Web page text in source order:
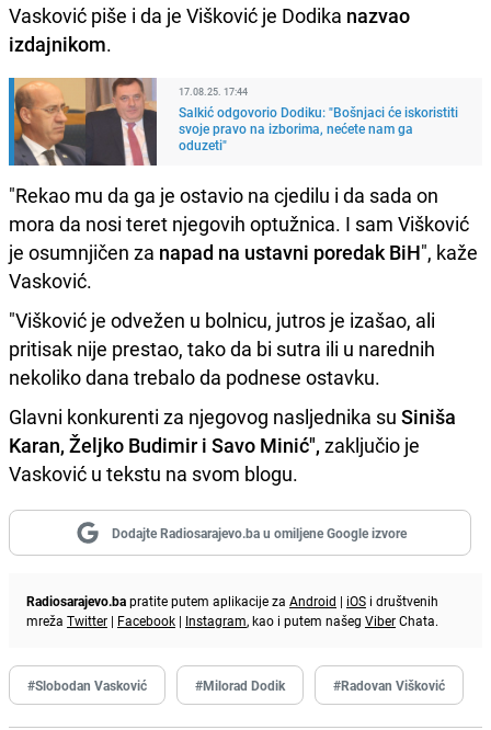
Vasković piše i da je Višković je Dodika nazvao
izdajnikom.
17.08.25. 17:44
Salkić odgovorio Dodiku: "Bošnjaci će iskoristiti
svoje pravo na izborima, nećete nam ga
oduzeti"
"Rekao mu da ga je ostavio na cjedilu i da sada on
mora da nosi teret njegovih optužnica. I sam Višković
je osumnjičen za napad na ustavni poredak BiH", kaže
Vasković.
"Višković je odvežen u bolnicu, jutros je izašao, ali
pritisak nije prestao, tako da bi sutra ili u narednih
nekoliko dana trebalo da podnese ostavku.
Glavni konkurenti za njegovog nasljednika su Siniša
Karan, Željko Budimir i Savo Minić", zaključio je
Vasković u tekstu na svom blogu.
Dodajte Radiosarajevo.ba u omiljene Google izvore
Radiosarajevo.bapratite putem aplikacije za Android | iOS i društvenih
mreža Twitter | Facebook | Instagram, kao i putem našeg ViberChata.
#Slobodan Vasković #Milorad Dodik #Radovan Višković